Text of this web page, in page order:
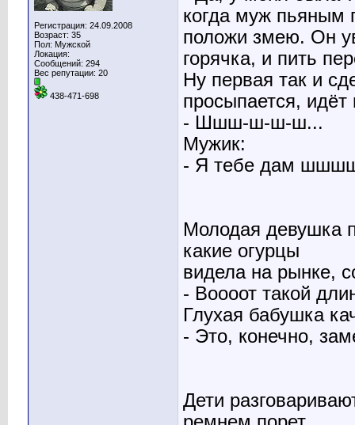
Регистрация: 24.09.2008
Возраст: 35
Пол: Мужской
Локация:
Сообщений: 294
Вес репутации: 20
438-471-698
когда муж пьяным
положи змею. Он
горячка, и пить
Ну первая так и
просыпается,
- Шшш-ш-ш-ш...
Мужик:
- Я тебе дам
Молодая девушка
какие огурцы
видела на рынке,
- Воооот такой
Глухая бабушка
- Это, конечно,
Дети